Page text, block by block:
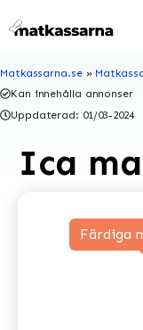
till
Matkassarna.se»
Kan innehålla annonser
Uppdaterad: 01/03-2024
Ica
Färdiga